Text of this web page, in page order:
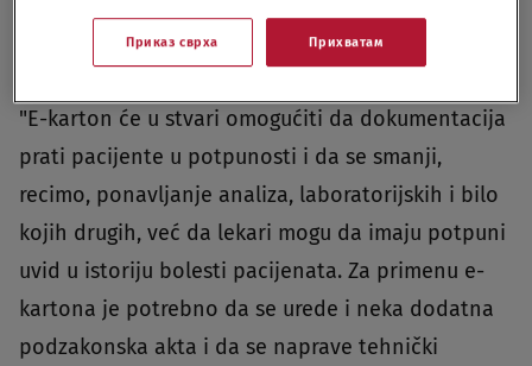
prema rečima sagovornice Tanjuga, moglo početi
da se primenjuje od 2026. godine.
"E-karton će u stvari omogućiti da dokumentacija
prati pacijente u potpunosti i da se smanji,
recimo, ponavljanje analiza, laboratorijskih i bilo
kojih drugih, već da lekari mogu da imaju potpuni
uvid u istoriju bolesti pacijenata. Za primenu e-
kartona je potrebno da se urede i neka dodatna
podzakonska akta i da se naprave tehnički
Приказ сврха Прихватам